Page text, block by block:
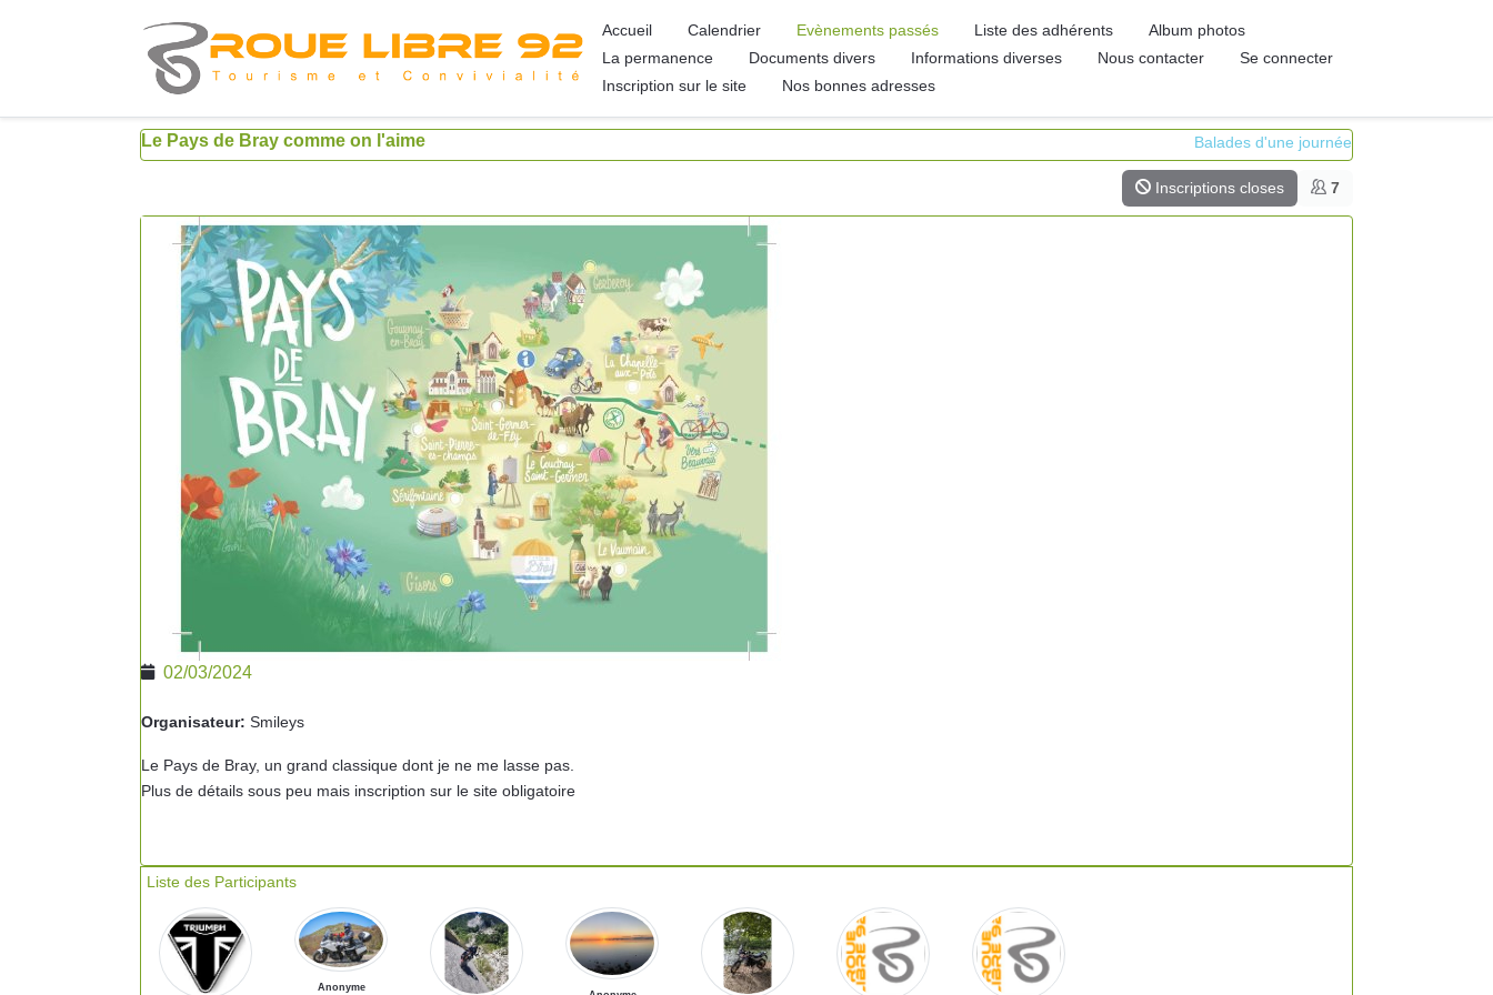
Accueil Calendrier Evènements passés Liste des adhérents
Album photos
La permanence
Documents divers Informations diverses Nous contacter
Se connecter
Inscription sur le site
Nos bonnes adresses
Le Pays de Bray comme on l'aime Balades d'une journée
Inscriptions closes 7
02/03/2024
Organisateur: Smileys
Le Pays de Bray, un grand classique dont je ne me lasse pas.
Plus de détails sous peu mais inscription sur le site obligatoire
Liste des Participants
Anonyme